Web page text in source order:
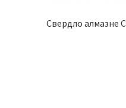
Свердло алмазне